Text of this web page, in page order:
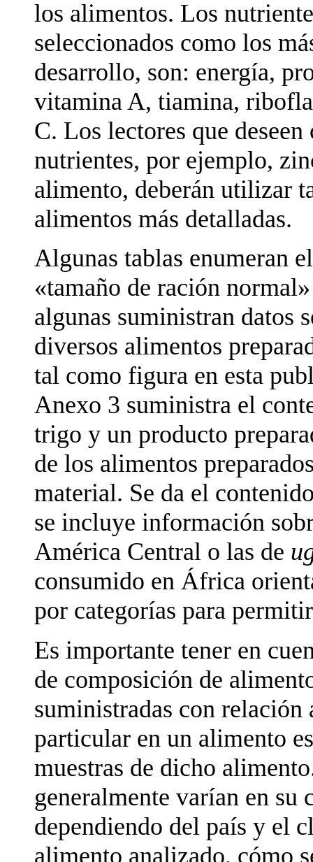
los alimentos. Los
seleccionados como los
desarrollo, son: energía,
vitamina A, tiamina,
C. Los lectores que
nutrientes, por ejemplo,
alimento, deberán utilizar
alimentos más detalladas.
Algunas tablas enumeran
«tamaño de ración
algunas suministran datos
diversos alimentos
tal como figura en esta
Anexo 3 suministra el
trigo y un producto
de los alimentos
material. Se da el
se incluye información
América Central o las de
consumido en África
por categorías para
Es importante tener en
de composición de
suministradas con
particular en un alimento
muestras de dicho
generalmente varían en
dependiendo del país y el
alimento analizado, cómo